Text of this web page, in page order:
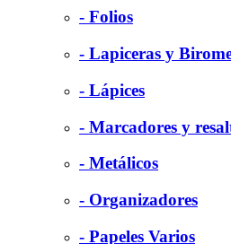
- Folios
- Lapiceras y
- Lápices
- Marcadores y
- Metálicos
- Organizadores
- Papeles Varios